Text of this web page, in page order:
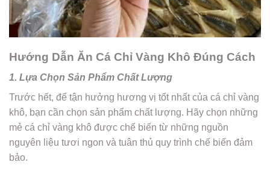
Hướng Dẫn Ăn Cá Chỉ Vàng Khô Đúng Cách
1. Lựa Chọn Sản Phẩm Chất Lượng
Trước hết, để tận hưởng hương vị tốt nhất của cá chỉ vàng
khô, bạn cần chọn sản phẩm chất lượng. Hãy chọn những
mẻ cá chỉ vàng khô được chế biến từ những nguồn
nguyên liệu tươi ngon và tuân thủ quy trình chế biến đảm
bảo.